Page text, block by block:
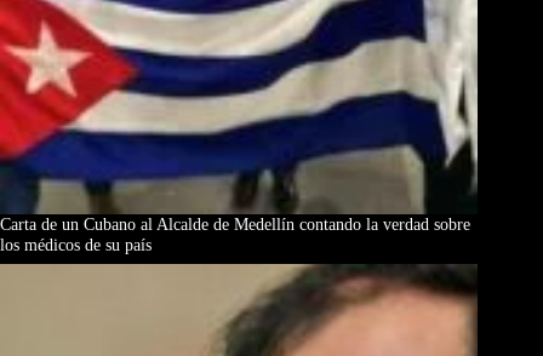
Carta de un Cubano al Alcalde de Medellín contando la verdad sobre
los médicos de su país